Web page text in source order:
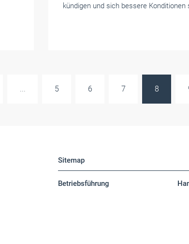
kündigen und sich ­bessere Konditionen
... 5 6 7 8
Sitemap
Betriebsführung